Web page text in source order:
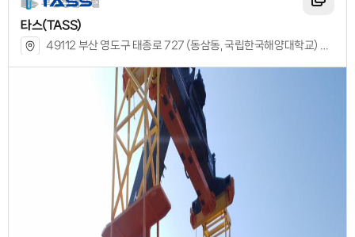
타스(TASS)
49112 부산 영도구 태종로 727 (동삼동, 국립한국해양대학교) G2 610호